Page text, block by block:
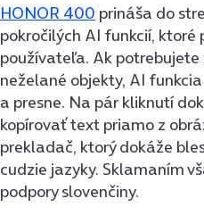
HONOR 400 prináša do
pokročilých AI funkcií, ktoré
používateľa. Ak
neželané objekty, AI
a presne. Na pár kliknutí
kopírovať text priamo z
prekladač, ktorý dokáže
cudzie jazyky. Sklamaním
podpory slovenčiny.